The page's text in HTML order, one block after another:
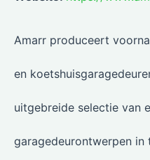
Amarr produceert
en
uitgebreide selectie van
garagedeurontwerpen